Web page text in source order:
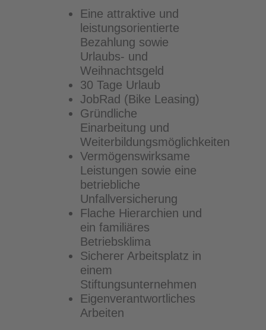
Eine attraktive und
leistungsorientierte
Bezahlung sowie
Urlaubs- und
Weihnachtsgeld
30 Tage Urlaub
JobRad (Bike Leasing)
Gründliche
Einarbeitung und
Weiterbildungsmöglichkeiten
Vermögenswirksame
Leistungen sowie eine
betriebliche
Unfallversicherung
Flache Hierarchien und
ein familiäres
Betriebsklima
Sicherer Arbeitsplatz in
einem
Stiftungsunternehmen
Eigenverantwortliches
Arbeiten